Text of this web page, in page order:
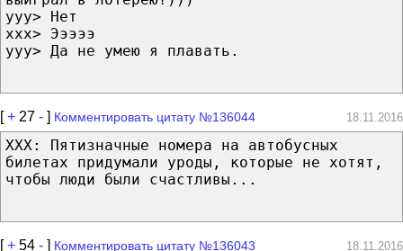
yyy> Нет
xxx> Эээээ
yyy> Да не умею я плавать.
[+ 27 - ] Комментировать цитату №136044 18.11.2016
XXX: Пятизначные номера на автобусных
билетах придумали уроды, которые не хотят,
чтобы люди были счастливы...
[+ 54 - ] Комментировать цитату №136043 18.11.2016